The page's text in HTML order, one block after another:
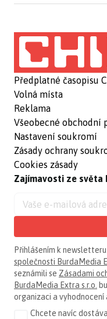
Předplatné časopisu
Volná místa
Reklama
Všeobecné obchodní
Nastavení soukromí
Zásady ochrany
Cookies zásady
Zajímavosti ze světa
Přihlášením k
společnosti BurdaMedia
seznámili se Zásadami
BurdaMedia Extra s.r.o.
organizaci a vyhodnocení
Chcete navíc